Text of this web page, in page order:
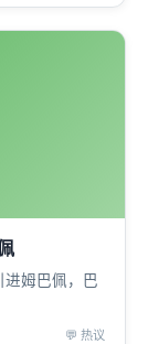
姆巴佩，巴
💬 热议